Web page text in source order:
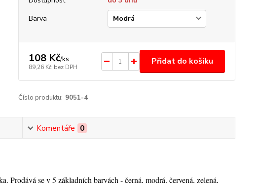
Barva
108 Kč/ks
89,26 Kč bez DPH
Přidat do košíku
Číslo produktu: 9051-4
Komentáře 0
Prodává se v 5 základních barvách - černá, modrá, červená, zelená,